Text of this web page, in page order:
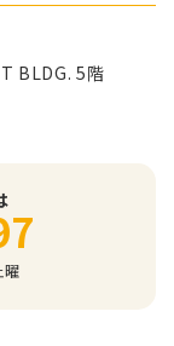
BLDG. 5階
曜